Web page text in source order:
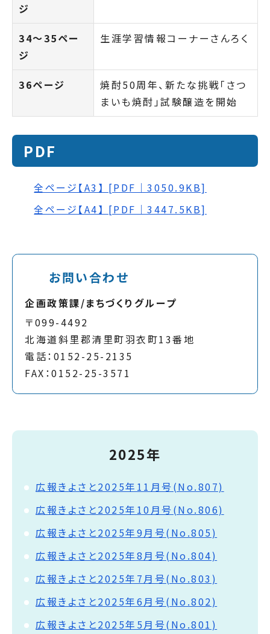
ジ
34～35ペー
ジ
生涯学習情報コーナーさんろく
36ページ
焼酎50周年、新たな挑戦「さつ
まいも焼酎」試験醸造を開始
PDF
全ページ【A3】 [PDF｜3050.9KB]
全ページ【A4】 [PDF｜3447.5KB]
お問い合わせ
企画政策課/まちづくりグループ
〒099-4492
北海道斜里郡清里町羽衣町13番地
電話：0152-25-2135
FAX：0152-25-3571
2025年
広報きよさと2025年11月号(No.807)
広報きよさと2025年10月号(No.806)
広報きよさと2025年9月号(No.805)
広報きよさと2025年8月号(No.804)
広報きよさと2025年7月号(No.803)
広報きよさと2025年6月号(No.802)
広報きよさと2025年5月号(No.801)